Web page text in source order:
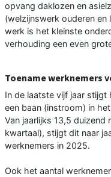
opvang daklozen en
(welzijnswerk ouderen
werk is het kleinste
verhouding een even
Toename werknemers
In de laatste vijf jaar
een baan (instroom) in
Van jaarlijks 13,5
kwartaal), stijgt dit naar
werknemers in 2025.
Ook het aantal